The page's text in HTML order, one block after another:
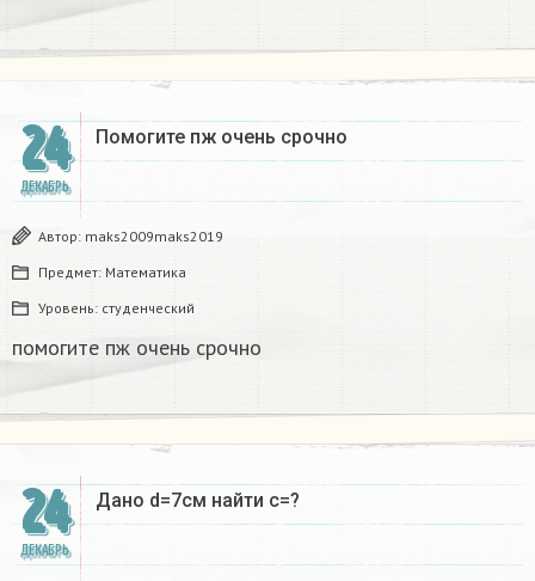
24
ДЕКАБРЬ
Помогите пж очень срочно​
Автор: maks2009maks2019
Предмет: Математика
Уровень: студенческий
помогите пж очень срочно​
24
ДЕКАБРЬ
Дано d=7см найти с=?​